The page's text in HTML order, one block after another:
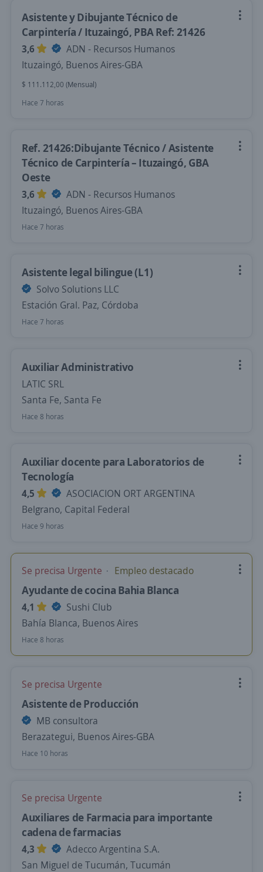
Asistente y Dibujante Técnico de
Carpintería / Ituzaingó, PBA Ref: 21426
3,6
ADN - Recursos Humanos
Ituzaingó, Buenos Aires-GBA
$ 111.112,00 (Mensual)
Hace 7 horas
Ref. 21426:Dibujante Técnico / Asistente
Técnico de Carpintería – Ituzaingó, GBA
Oeste
3,6
ADN - Recursos Humanos
Ituzaingó, Buenos Aires-GBA
Hace 7 horas
Asistente legal bilingue (L1)
Solvo Solutions LLC
Estación Gral. Paz, Córdoba
Hace 7 horas
Auxiliar Administrativo
LATIC SRL
Santa Fe, Santa Fe
Hace 8 horas
Auxiliar docente para Laboratorios de
Tecnología
4,5
ASOCIACION ORT ARGENTINA
Belgrano, Capital Federal
Hace 9 horas
Se precisa Urgente Empleo destacado
Ayudante de cocina Bahia Blanca
4,1
Sushi Club
Bahía Blanca, Buenos Aires
Hace 8 horas
Se precisa Urgente
Asistente de Producción
MB consultora
Berazategui, Buenos Aires-GBA
Hace 10 horas
Se precisa Urgente
Auxiliares de Farmacia para importante
cadena de farmacias
4,3
Adecco Argentina S.A.
San Miguel de Tucumán, Tucumán